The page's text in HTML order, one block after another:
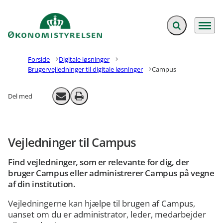
Gå til forsiden Fold søgefelt ud
Menu
Forside
Digitale løsninger
Brugervejledninger til digitale løsninger
Campus
Del med Send email
Print
Vejledninger til Campus
Find vejledninger, som er relevante for dig, der
bruger Campus eller administrerer Campus på vegne
af din institution.
Vejledningerne kan hjælpe til brugen af Campus,
uanset om du er administrator, leder, medarbejder